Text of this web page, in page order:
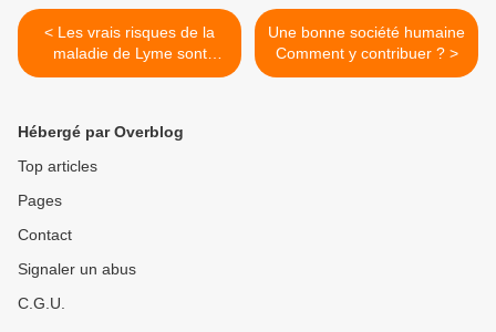
< Les vrais risques de la
maladie de Lyme sont
méconnus
Une bonne société humaine
Comment y contribuer ? >
Hébergé par Overblog
Top articles
Pages
Contact
Signaler un abus
C.G.U.